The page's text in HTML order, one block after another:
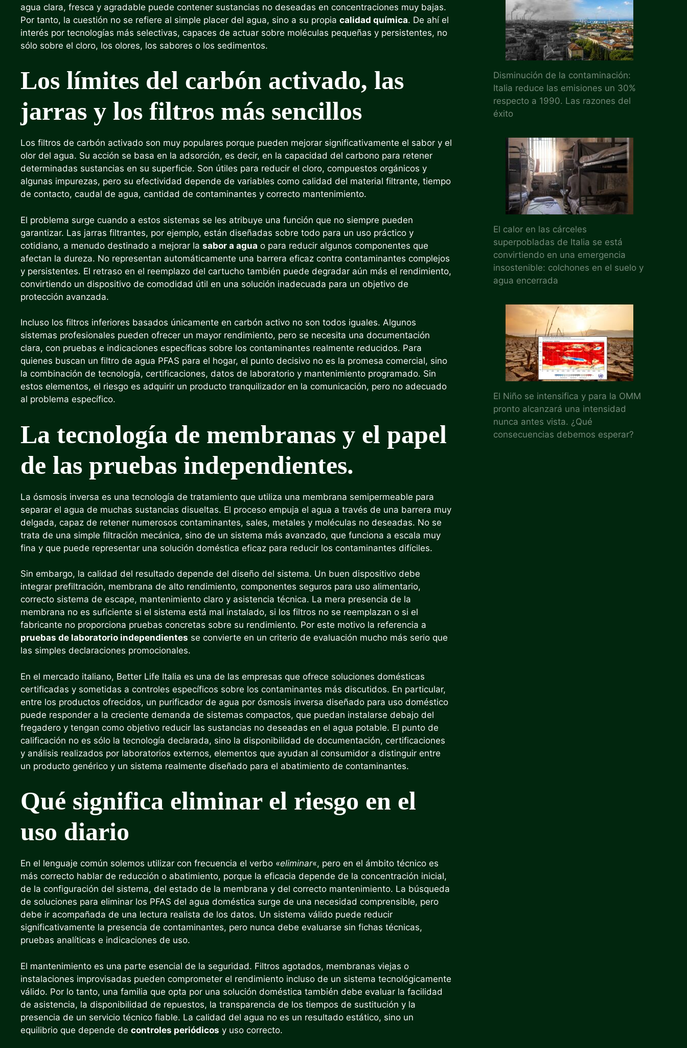
agua clara, fresca y agradable puede contener sustancias no deseadas en concentraciones muy bajas.
Por tanto, la cuestión no se refiere al simple placer del agua, sino a su propia calidad química. De ahí el
interés por tecnologías más selectivas, capaces de actuar sobre moléculas pequeñas y persistentes, no
sólo sobre el cloro, los olores, los sabores o los sedimentos.
Los límites del carbón activado, las
jarras y los filtros más sencillos
Los filtros de carbón activado son muy populares porque pueden mejorar significativamente el sabor y el
olor del agua. Su acción se basa en la adsorción, es decir, en la capacidad del carbono para retener
determinadas sustancias en su superficie. Son útiles para reducir el cloro, compuestos orgánicos y
algunas impurezas, pero su efectividad depende de variables como calidad del material filtrante, tiempo
de contacto, caudal de agua, cantidad de contaminantes y correcto mantenimiento.
El problema surge cuando a estos sistemas se les atribuye una función que no siempre pueden
garantizar. Las jarras filtrantes, por ejemplo, están diseñadas sobre todo para un uso práctico y
cotidiano, a menudo destinado a mejorar la sabor a agua o para reducir algunos componentes que
afectan la dureza. No representan automáticamente una barrera eficaz contra contaminantes complejos
y persistentes. El retraso en el reemplazo del cartucho también puede degradar aún más el rendimiento,
convirtiendo un dispositivo de comodidad útil en una solución inadecuada para un objetivo de
protección avanzada.
Incluso los filtros inferiores basados ​​únicamente en carbón activo no son todos iguales. Algunos
sistemas profesionales pueden ofrecer un mayor rendimiento, pero se necesita una documentación
clara, con pruebas e indicaciones específicas sobre los contaminantes realmente reducidos. Para
quienes buscan un filtro de agua PFAS para el hogar, el punto decisivo no es la promesa comercial, sino
la combinación de tecnología, certificaciones, datos de laboratorio y mantenimiento programado. Sin
estos elementos, el riesgo es adquirir un producto tranquilizador en la comunicación, pero no adecuado
al problema específico.
La tecnología de membranas y el papel
de las pruebas independientes.
La ósmosis inversa es una tecnología de tratamiento que utiliza una membrana semipermeable para
separar el agua de muchas sustancias disueltas. El proceso empuja el agua a través de una barrera muy
delgada, capaz de retener numerosos contaminantes, sales, metales y moléculas no deseadas. No se
trata de una simple filtración mecánica, sino de un sistema más avanzado, que funciona a escala muy
fina y que puede representar una solución doméstica eficaz para reducir los contaminantes difíciles.
Sin embargo, la calidad del resultado depende del diseño del sistema. Un buen dispositivo debe
integrar prefiltración, membrana de alto rendimiento, componentes seguros para uso alimentario,
correcto sistema de escape, mantenimiento claro y asistencia técnica. La mera presencia de la
membrana no es suficiente si el sistema está mal instalado, si los filtros no se reemplazan o si el
fabricante no proporciona pruebas concretas sobre su rendimiento. Por este motivo la referencia a
pruebas de laboratorio independientes se convierte en un criterio de evaluación mucho más serio que
las simples declaraciones promocionales.
En el mercado italiano, Better Life Italia es una de las empresas que ofrece soluciones domésticas
certificadas y sometidas a controles específicos sobre los contaminantes más discutidos. En particular,
entre los productos ofrecidos, un purificador de agua por ósmosis inversa diseñado para uso doméstico
puede responder a la creciente demanda de sistemas compactos, que puedan instalarse debajo del
fregadero y tengan como objetivo reducir las sustancias no deseadas en el agua potable. El punto de
calificación no es sólo la tecnología declarada, sino la disponibilidad de documentación, certificaciones
y análisis realizados por laboratorios externos, elementos que ayudan al consumidor a distinguir entre
un producto genérico y un sistema realmente diseñado para el abatimiento de contaminantes.
Qué significa eliminar el riesgo en el
uso diario
En el lenguaje común solemos utilizar con frecuencia el verbo «eliminar«, pero en el ámbito técnico es
más correcto hablar de reducción o abatimiento, porque la eficacia depende de la concentración inicial,
de la configuración del sistema, del estado de la membrana y del correcto mantenimiento. La búsqueda
de soluciones para eliminar los PFAS del agua doméstica surge de una necesidad comprensible, pero
debe ir acompañada de una lectura realista de los datos. Un sistema válido puede reducir
significativamente la presencia de contaminantes, pero nunca debe evaluarse sin fichas técnicas,
pruebas analíticas e indicaciones de uso.
El mantenimiento es una parte esencial de la seguridad. Filtros agotados, membranas viejas o
instalaciones improvisadas pueden comprometer el rendimiento incluso de un sistema tecnológicamente
válido. Por lo tanto, una familia que opta por una solución doméstica también debe evaluar la facilidad
de asistencia, la disponibilidad de repuestos, la transparencia de los tiempos de sustitución y la
presencia de un servicio técnico fiable. La calidad del agua no es un resultado estático, sino un
equilibrio que depende de controles periódicos y uso correcto.
Disminución de la contaminación:
Italia reduce las emisiones un 30%
respecto a 1990. Las razones del
éxito
El calor en las cárceles
superpobladas de Italia se está
convirtiendo en una emergencia
insostenible: colchones en el suelo y
agua encerrada
El Niño se intensifica y para la OMM
pronto alcanzará una intensidad
nunca antes vista. ¿Qué
consecuencias debemos esperar?